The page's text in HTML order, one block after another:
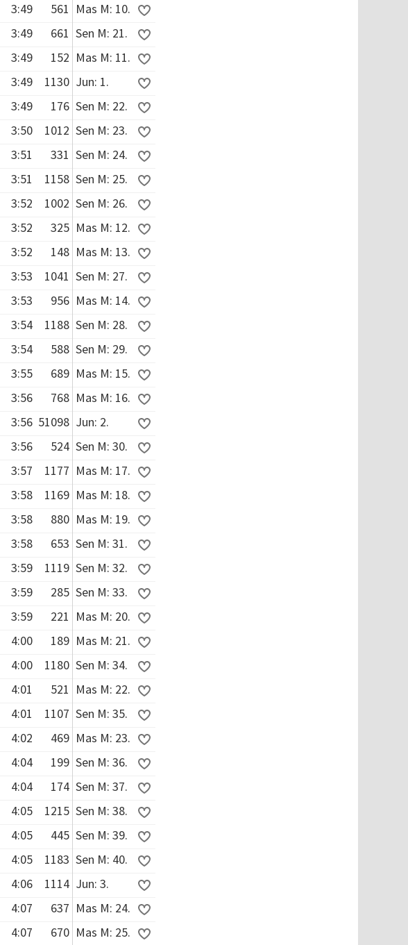
3:49 561 Mas M: 10.
3:49 661 Sen M: 21.
3:49 152 Mas M: 11.
3:49 1130 Jun: 1.
3:49 176 Sen M: 22.
3:50 1012 Sen M: 23.
3:51 331 Sen M: 24.
3:51 1158 Sen M: 25.
3:52 1002 Sen M: 26.
3:52 325 Mas M: 12.
3:52 148 Mas M: 13.
3:53 1041 Sen M: 27.
3:53 956 Mas M: 14.
3:54 1188 Sen M: 28.
3:54 588 Sen M: 29.
3:55 689 Mas M: 15.
3:56 768 Mas M: 16.
3:56 51098 Jun: 2.
3:56 524 Sen M: 30.
3:57 1177 Mas M: 17.
3:58 1169 Mas M: 18.
3:58 880 Mas M: 19.
3:58 653 Sen M: 31.
3:59 1119 Sen M: 32.
3:59 285 Sen M: 33.
3:59 221 Mas M: 20.
4:00 189 Mas M: 21.
4:00 1180 Sen M: 34.
4:01 521 Mas M: 22.
4:01 1107 Sen M: 35.
4:02 469 Mas M: 23.
4:04 199 Sen M: 36.
4:04 174 Sen M: 37.
4:05 1215 Sen M: 38.
4:05 445 Sen M: 39.
4:05 1183 Sen M: 40.
4:06 1114 Jun: 3.
4:07 637 Mas M: 24.
4:07 670 Mas M: 25.